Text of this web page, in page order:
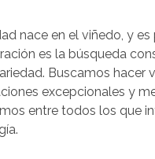
nace en el viñedo, y
es la búsqueda
Buscamos
excepcionales y
entre todos los que